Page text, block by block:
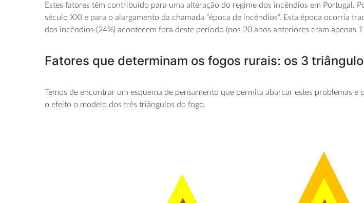
Estes fatores têm contribuído para uma alteração do regime dos incêndios em Portugal.
século XXI e para o alargamento da chamada “época de incêndios”. Esta época ocorria
dos incêndios (24%) acontecem fora deste período (nos 20 anos anteriores eram apenas
Fatores que determinam os fogos rurais: os 3
Temos de encontrar um esquema de pensamento que permita abarcar estes problemas
o efeito o modelo dos três triângulos do fogo.